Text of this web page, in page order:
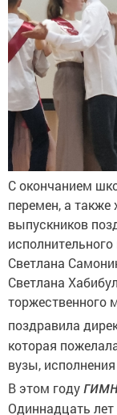
С окончанием
перемен, а
выпускников
Светлана
Светлана
торжественного
поздравила
которая
вузы,
В этом году
Одиннадцать